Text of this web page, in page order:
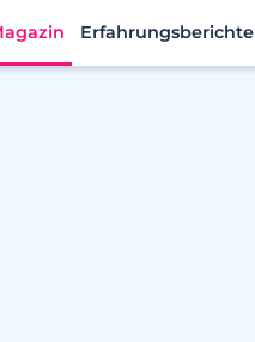
Erfahrungsberichte